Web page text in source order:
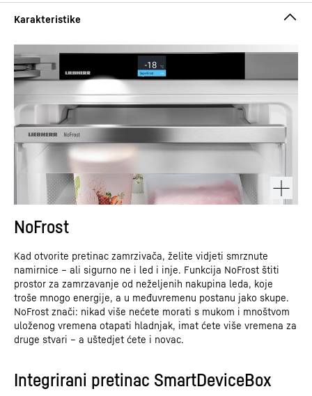
NoFrost
Kad otvorite pretinac zamrzivača, želite vidjeti smrznute
namirnice – ali sigurno ne i led i inje. Funkcija NoFrost štiti
prostor za zamrzavanje od neželjenih nakupina leda, koje
troše mnogo energije, a u međuvremenu postanu jako skupe.
NoFrost znači: nikad više nećete morati s mukom i mnoštvom
uloženog vremena otapati hladnjak, imat ćete više vremena za
druge stvari – a uštedjet ćete i novac.
Integrirani pretinac SmartDeviceBox